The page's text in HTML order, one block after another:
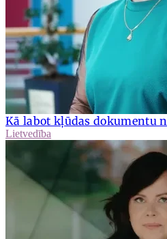
Kā labot kļūdas dokumentu
Lietvedība